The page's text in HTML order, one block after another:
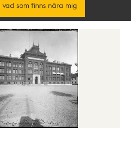
vad som finns nära mig